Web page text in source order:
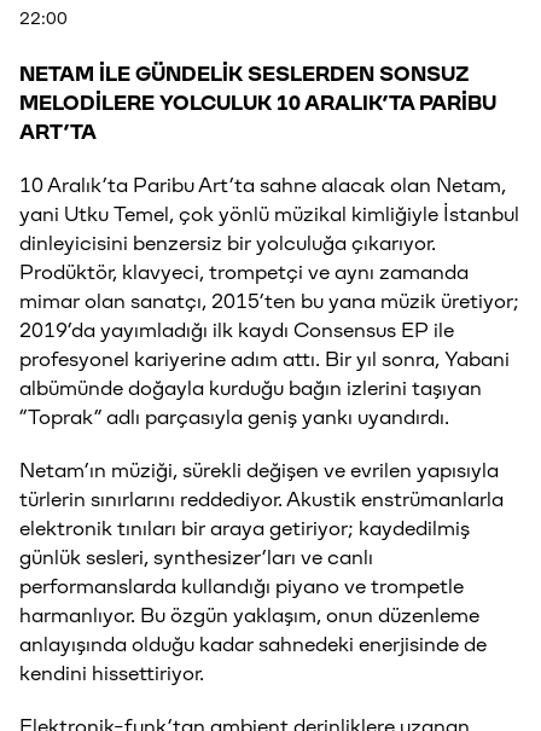
22:00
NETAM İLE GÜNDELİK SESLERDEN SONSUZ
MELODİLERE YOLCULUK 10 ARALIK’TA PARİBU
ART’TA
10 Aralık’ta Paribu Art’ta sahne alacak olan Netam,
yani Utku Temel, çok yönlü müzikal kimliğiyle İstanbul
dinleyicisini benzersiz bir yolculuğa çıkarıyor.
Prodüktör, klavyeci, trompetçi ve aynı zamanda
mimar olan sanatçı, 2015’ten bu yana müzik üretiyor;
2019’da yayımladığı ilk kaydı Consensus EP ile
profesyonel kariyerine adım attı. Bir yıl sonra, Yabani
albümünde doğayla kurduğu bağın izlerini taşıyan
“Toprak” adlı parçasıyla geniş yankı uyandırdı.
Netam’ın müziği, sürekli değişen ve evrilen yapısıyla
türlerin sınırlarını reddediyor. Akustik enstrümanlarla
elektronik tınıları bir araya getiriyor; kaydedilmiş
günlük sesleri, synthesizer’ları ve canlı
performanslarda kullandığı piyano ve trompetle
harmanlıyor. Bu özgün yaklaşım, onun düzenleme
anlayışında olduğu kadar sahnedeki enerjisinde de
kendini hissettiriyor.
Elektronik-funk’tan ambient derinliklere uzanan